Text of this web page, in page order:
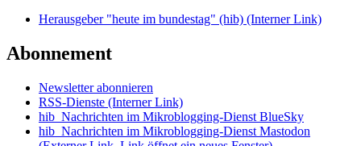
Herausgeber "heute im bundestag" (hib) (Interner Link)
Abonnement
Newsletter abonnieren
RSS-Dienste (Interner Link)
hib_Nachrichten im Mikroblogging-Dienst BlueSky
hib_Nachrichten im Mikroblogging-Dienst Mastodon